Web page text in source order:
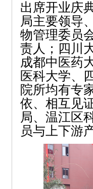
出席开业庆
局主要领导
物管理委员
责人；四川
成都中医药
医科大学、
院所均有专
依、相互见
局、温江区
员与上下游